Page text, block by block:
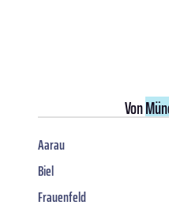
Von
Aarau
Biel
Frauenfeld